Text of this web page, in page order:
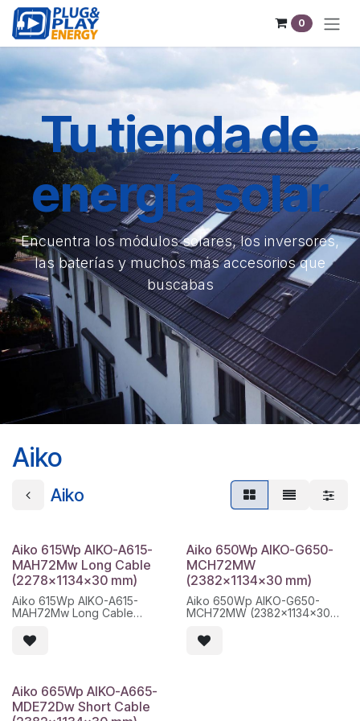
Se rendre au contenu
0
Tu tienda de
energía solar
Encuentra los módulos solares, los inversores,
las baterías y muchos más accesorios que
buscabas
Aiko
Aiko
Aiko 615Wp AIKO-A615-
MAH72Mw Long Cable
(2278x1134x30 mm)
Aiko 615Wp AIKO-A615-
MAH72Mw Long Cable
Modèle fabricant: AIKO-A615-
MAH72Mw
Dimensions du module: 2278
x 1134 x 30 mm
Poids net du module: 27 kg
Aiko 650Wp AIKO-G650-
MCH72MW
(2382x1134x30 mm)
Aiko 650Wp AIKO-G650-
MCH72MW (2382x1134x30
Modelo fabricante: AIKO-
G650-MCH72MW
Aiko 665Wp AIKO-A665-
MDE72Dw Short Cable